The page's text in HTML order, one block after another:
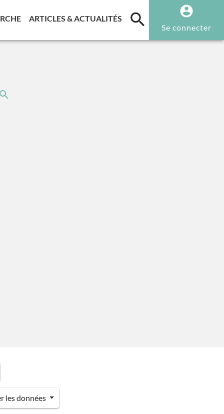
(CURRENT)
ARTICLES & ACTUALITÉS (CURRENT)
Se connecter
les données